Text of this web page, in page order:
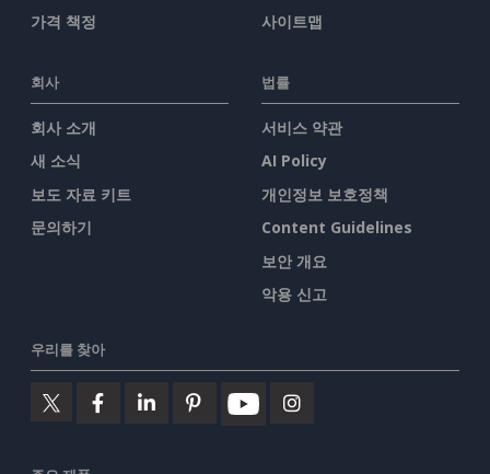
가격 책정
사이트맵
회사
회사 소개
새 소식
보도 자료 키트
문의하기
법률
서비스 약관
AI Policy
개인정보 보호정책
Content Guidelines
보안 개요
악용 신고
우리를 찾아